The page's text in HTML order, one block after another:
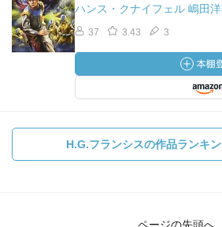
ハンス・クナイフェル 嶋田
37 3.43 3
H.G.フランシスの作品ランキ